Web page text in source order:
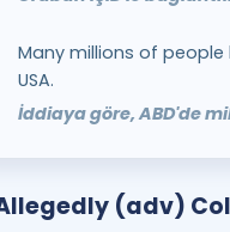
Many millions of people
USA.
İddiaya göre, ABD'de
(adv)